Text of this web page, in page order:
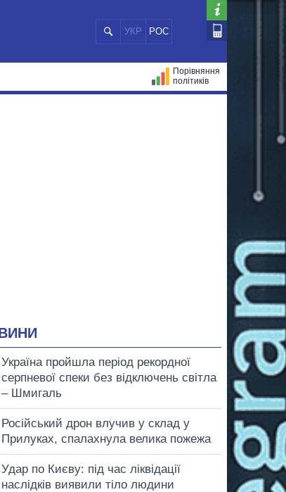
УКР РОС
Порівняння
політиків
Україна пройшла період рекордної
серпневої спеки без відключень світла
– Шмигаль
Російський дрон влучив у склад у
Прилуках, спалахнула велика пожежа
Удар по Києву: під час ліквідації
наслідків виявили тіло людини